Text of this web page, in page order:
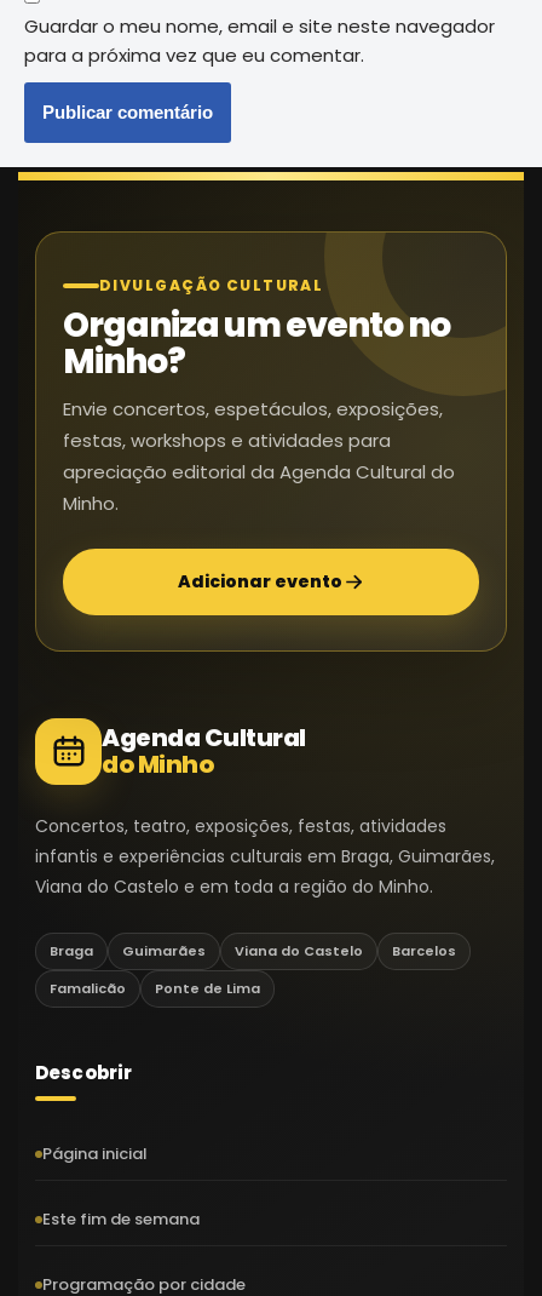
Guardar o meu nome, email e site neste navegador
para a próxima vez que eu comentar.
DIVULGAÇÃO CULTURAL
Organiza um evento no
Minho?
Envie concertos, espetáculos, exposições,
festas, workshops e atividades para
apreciação editorial da Agenda Cultural do
Minho.
Adicionar evento
Agenda Cultural
do Minho
Concertos, teatro, exposições, festas, atividades
infantis e experiências culturais em Braga, Guimarães,
Viana do Castelo e em toda a região do Minho.
Braga Guimarães Viana do Castelo
Barcelos
Famalicão
Ponte de Lima
Descobrir
Página inicial
Este fim de semana
Programação por cidade